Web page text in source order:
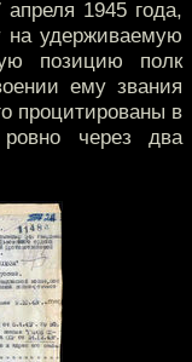
1945 года,
на удерживаемую
позицию полк
ему звания
процитированы в
через два